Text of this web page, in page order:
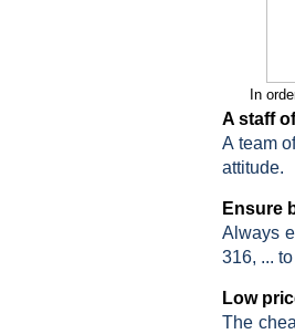
In
A staff
A team
attitude.
Ensure
Always
316, ...
Low
The